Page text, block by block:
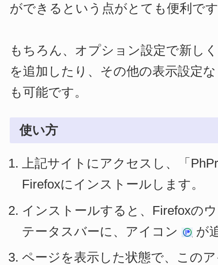
ができるという点がとても便利で
もちろん、オプション設定で新し
を追加したり、その他の表示設定
も可能です。
使い方
上記サイトにアクセスし、「
Firefoxにインストールします。
インストールすると、Firefoxの
テータスバーに、アイコン
が
ページを表示した状態で、この